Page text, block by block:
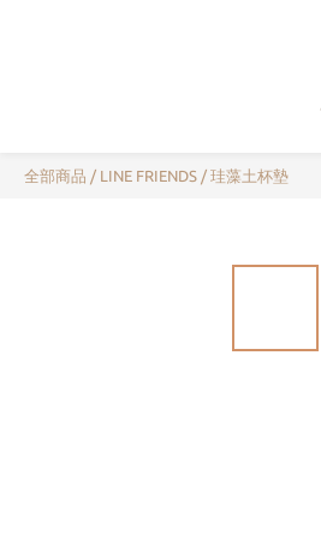
全部商品 / LINE FRIENDS / 珪藻土杯墊